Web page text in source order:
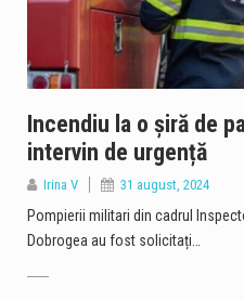
Incendiu la o șiră de
intervin de urgență
Irina V 31 august, 2024
Pompierii militari din cadrul
Dobrogea au fost solicitați…